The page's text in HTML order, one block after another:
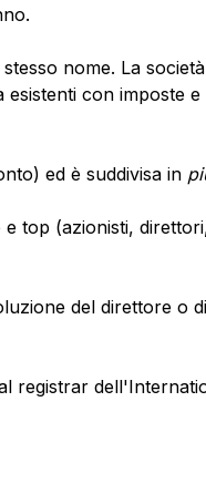
nome. La
con imposte
ed è suddivisa in
top (azionisti,
del direttore o